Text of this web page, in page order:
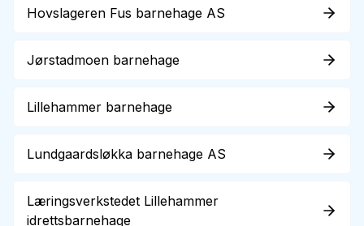
Hovslageren Fus barnehage AS
Jørstadmoen barnehage
Lillehammer barnehage
Lundgaardsløkka barnehage AS
Læringsverkstedet Lillehammer
idrettsbarnehage